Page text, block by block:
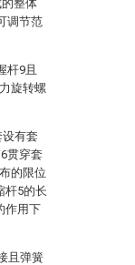
整体
调节范
杆9且
旋转螺
有套
贯穿套
的限位
杆5的长
作用下
且弹簧